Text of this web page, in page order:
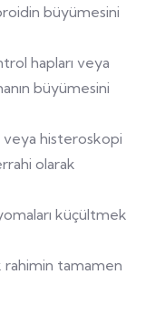
büyümesini
hapları veya
büyümesini
histeroskopi
olarak
küçültmek
rahimin tamamen